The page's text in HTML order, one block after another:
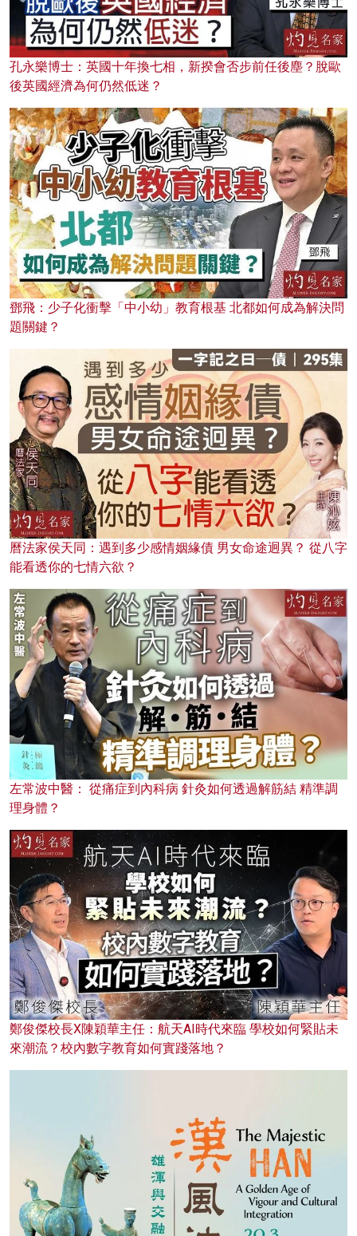
孔永樂博士：英國十年換七相，新揆會否步前任後塵？脫歐
後英國經濟為何仍然低迷？
鄧飛：少子化衝擊「中小幼」教育根基 北都如何成為解決問
題關鍵？
曆法家侯天同：遇到多少感情姻緣債 男女命途迥異？ 從八字
能看透你的七情六欲？
左常波中醫： 從痛症到內科病 針灸如何透過解筋結 精準調
理身體？
鄭俊傑校長X陳穎華主任：航天AI時代來臨 學校如何緊貼未
來潮流？校內數字教育如何實踐落地？